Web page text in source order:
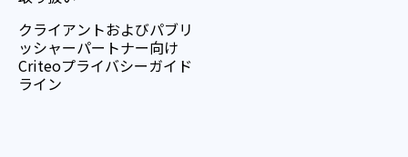
クライアントおよびパブリ
ッシャーパートナー向け
Criteoプライバシーガイド
ライン